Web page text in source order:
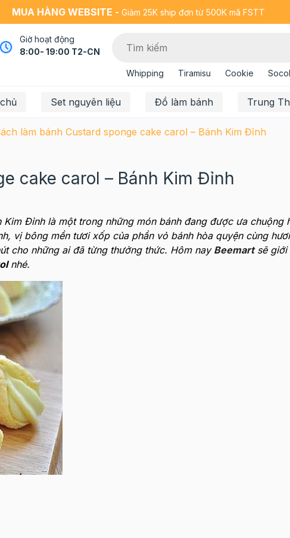
MUA HÀNG WEBSITE - Giảm 25K ship đơn từ 500K mã FSTT
Giờ hoạt động
8:00- 19:00 T2-CN
Whipping Tiramisu Cookie
Set nguyên liệu Đồ làm bánh Trung
làm bánh Custard sponge cake carol – Bánh Kim Đỉnh
cake carol – Bánh Kim Đỉnh
Đỉnh là một trong những món bánh đang được ưa chuộng
vị bông mền tươi xốp của phần vỏ bánh hòa quyện cùng
cho những ai đã từng thưởng thức. Hôm nay Beemart sẽ giới
nhé.